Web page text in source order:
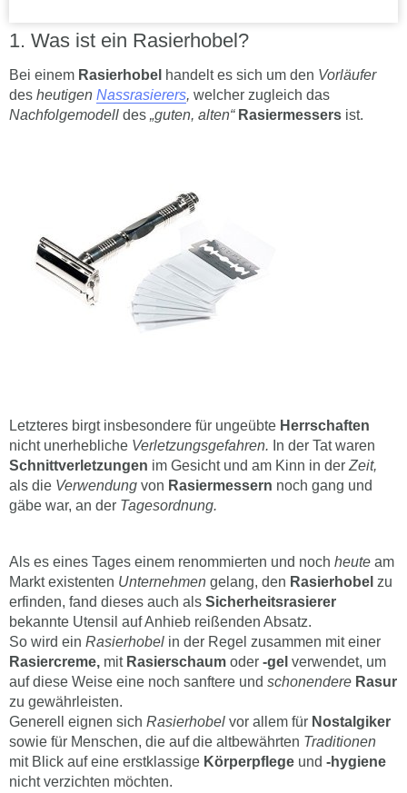
Was ist ein Rasierhobel?
Bei einem Rasierhobel handelt es sich um den Vorläufer
des heutigen Nassrasierers, welcher zugleich das
Nachfolgemodell des „guten, alten“ Rasiermessers ist.
Letzteres birgt insbesondere für ungeübte Herrschaften
nicht unerhebliche Verletzungsgefahren. In der Tat waren
Schnittverletzungen im Gesicht und am Kinn in der Zeit,
als die Verwendung von Rasiermessern noch gang und
gäbe war, an der Tagesordnung.
Als es eines Tages einem renommierten und noch heute am
Markt existenten Unternehmen gelang, den Rasierhobel zu
erfinden, fand dieses auch als Sicherheitsrasierer
bekannte Utensil auf Anhieb reißenden Absatz.
So wird ein Rasierhobel in der Regel zusammen mit einer
Rasiercreme, mit Rasierschaum oder -gel verwendet, um
auf diese Weise eine noch sanftere und schonendere Rasur
zu gewährleisten.
Generell eignen sich Rasierhobel vor allem für Nostalgiker
sowie für Menschen, die auf die altbewährten Traditionen
mit Blick auf eine erstklassige Körperpflege und -hygiene
nicht verzichten möchten.